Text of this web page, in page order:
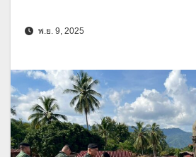
พ.ย. 9, 2025